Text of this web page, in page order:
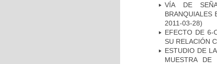
VÍA DE
BRANQUIALES
2011-03-28)
EFECTO DE 6-
SU RELACIÓN
ESTUDIO DE
MUESTRA DE